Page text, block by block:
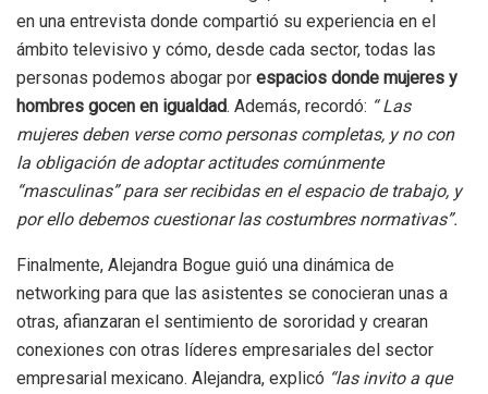
en una entrevista donde compartió su experiencia en el
ámbito televisivo y cómo, desde cada sector, todas las
personas podemos abogar por espacios donde mujeres y
hombres gocen en igualdad. Además, recordó: “ Las
mujeres deben verse como personas completas, y no con
la obligación de adoptar actitudes comúnmente
“masculinas” para ser recibidas en el espacio de trabajo, y
por ello debemos cuestionar las costumbres normativas”.
Finalmente, Alejandra Bogue guió una dinámica de
networking para que las asistentes se conocieran unas a
otras, afianzaran el sentimiento de sororidad y crearan
conexiones con otras líderes empresariales del sector
empresarial mexicano. Alejandra, explicó “las invito a que